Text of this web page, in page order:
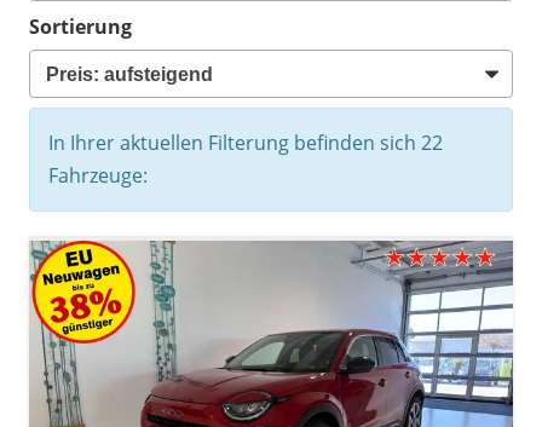
Sortierung
In Ihrer aktuellen Filterung befinden sich 22
Fahrzeuge: